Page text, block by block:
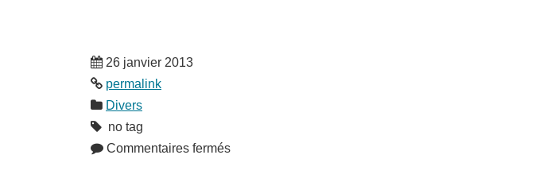
26 janvier 2013
permalink
Divers
no tag
Commentaires fermés